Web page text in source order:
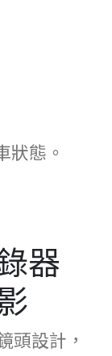
狀態。
器
頭設計，